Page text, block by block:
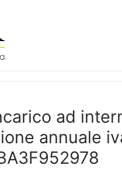
ad
annuale